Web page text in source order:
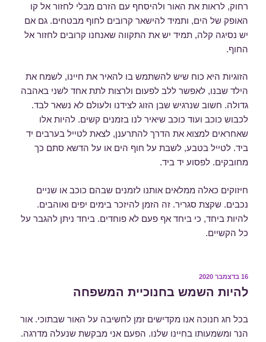
רחוק, לראות את האור ולהיסחף עם הזרם מבלי לחזור אל קו
האופק של הים, ותמיד להישאר קרובים לחוף מבטחים. גם אם
יש נסיגה קלה, תמיד יש את התקווה שאנחנו קרובים לחזור אל
החוף.
הזוגיות היא כוח שיש להשתמש בו להאיר את חיינו, לשמח את
הילד שבנו, לאפשר ללב לפעום ולרצות לתת אחד לשני באהבה
גדולה. חשוב שנרגיש שבן הזוג לצידנו ולעולם לא נשאר לבד.
לכבוש כוכב ועוד כוכב שיאיר לנו בזמנים קשים. להיות אלו
שאחראים למצוא את הדרך להתרענן, לצאת לטייל בערבים יד
ביד. לטייל בטבע, לשבת על חוף הים או על הדשא סתם כך
מחובקים. לפסוע יד ביד.
חיזוקים כאלה ממלאים אותנו לזמנים שבהם כוכב או שניים
נכבים. שקצת סגריר. זה הזמן להיזכר בימים יפים ואוהבים.
להיות ביחד, כי ביחד אף פעם לא פוחדים. ביחד ניתן להגבר על
כל הקשיים.
פורסם
16 בדצמבר 2020
להיות השמש בחנוכיית המשפחה
בכל חג חנוכה אנו מקדישים זמן לחשיבה על האור שבתוכי. אור
הנר ומשמעותו בחיינו שלנו. הפעם אני מבקשת שנעלה מדרגה.